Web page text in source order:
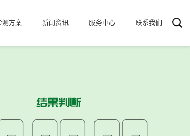
测方案 新闻资讯 服务中心 联系我们